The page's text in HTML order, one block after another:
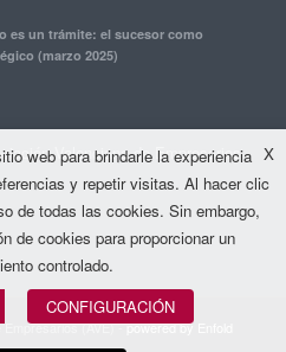
es un trámite: el sucesor como
(marzo 2025)
Valenciana de Empresarios
Empresarios (AVE) -powered by Enfold
X
web para brindarle la experiencia
y repetir visitas. Al hacer clic
de todas las cookies. Sin embargo,
de cookies para proporcionar un
controlado.
CONFIGURACIÓN